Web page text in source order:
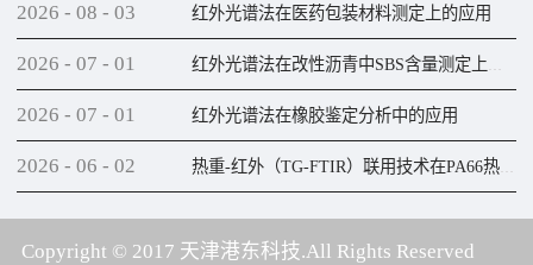
红外光谱法在医药包装材料测定上的应用
2026 - 08 - 03
红外光谱法在改性沥青中SBS含量测定上的应用
2026 - 07 - 01
红外光谱法在橡胶鉴定分析中的应用
2026 - 07 - 01
热重-红外（TG-FTIR）联用技术在PA66热解研究上的应用
2026 - 06 - 02
Copyright © 2017 天津港东科技.All Rights Reserved